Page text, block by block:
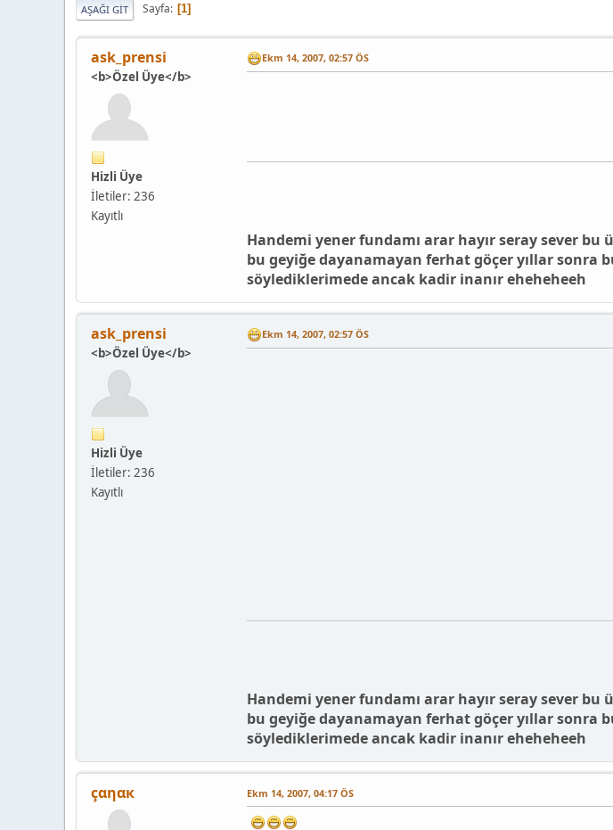
AŞAĞI GIT Sayfa 1
ask_prensi
<b>Özel Üye</b>
Hizli Üye
İletiler: 236
Kayıtlı
Ekm 14, 2007, 02:57 ÖS
Handemi yener fundamı arar hayır seray sever
bu geyiğe dayanamayan ferhat göçer yıllar
söylediklerimede ancak kadir inanır eheheheeh
ask_prensi
<b>Özel Üye</b>
Hizli Üye
İletiler: 236
Kayıtlı
Ekm 14, 2007, 02:57 ÖS
Handemi yener fundamı arar hayır seray sever
bu geyiğe dayanamayan ferhat göçer yıllar
söylediklerimede ancak kadir inanır eheheheeh
çαηαк Ekm 14, 2007, 04:17 ÖS